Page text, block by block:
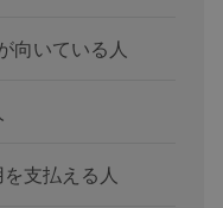
向いている人
支払える人